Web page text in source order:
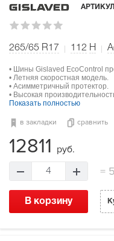
265/65 R17 112 H
• Шины Gislaved EcoControl
• Летняя скоростная модель.
• Асимметричный протектор.
• Высокая
Показать полностью
в закладки сравнить
12811 руб.
4 =
В корзину